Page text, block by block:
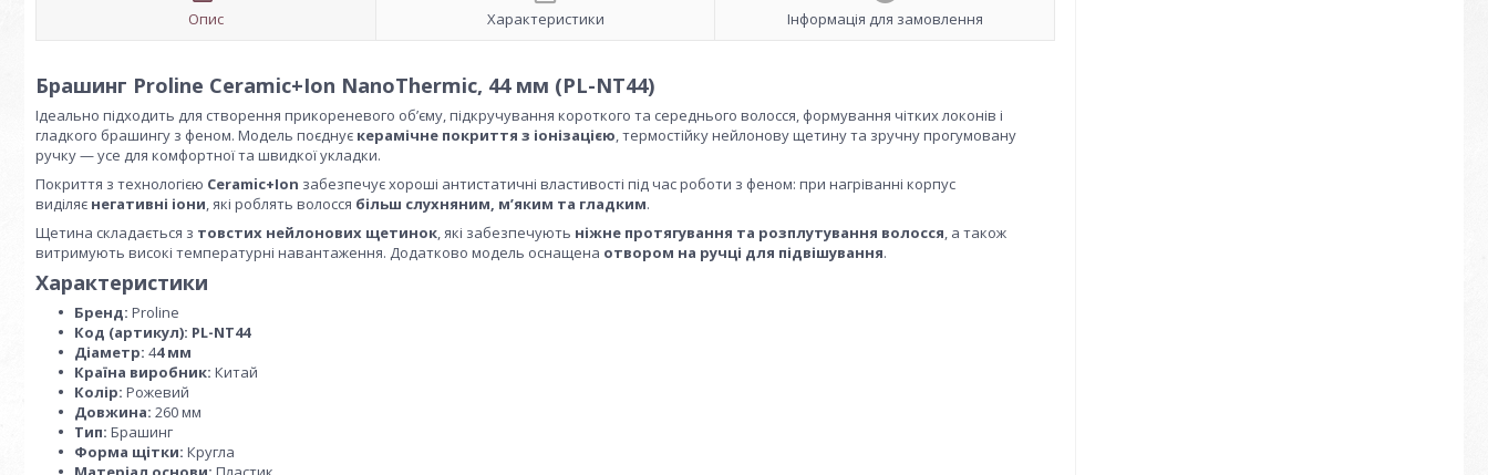
Опис Характеристики Інформація для замовлення
Брашинг Proline Ceramic+Ion NanoThermic, 44 мм (PL-NT44)
Ідеально підходить для створення прикореневого об’єму, підкручування короткого та середнього волосся, формування чітких локонів і
гладкого брашингу з феном. Модель поєднує керамічне покриття з іонізацією, термостійку нейлонову щетину та зручну прогумовану
ручку — усе для комфортної та швидкої укладки.
Покриття з технологією Ceramic+Ion забезпечує хороші антистатичні властивості під час роботи з феном: при нагріванні корпус
виділяє негативні іони, які роблять волосся більш слухняним, м’яким та гладким.
Щетина складається з товстих нейлонових щетинок, які забезпечують ніжне протягування та розплутування волосся, а також
витримують високі температурні навантаження. Додатково модель оснащена отвором на ручці для підвішування.
Характеристики
Бренд: Proline
Код (артикул): PL-NT44
Діаметр: 44 мм
Країна виробник: Китай
Колір: Рожевий
Довжина: 260 мм
Тип: Брашинг
Форма щітки: Кругла